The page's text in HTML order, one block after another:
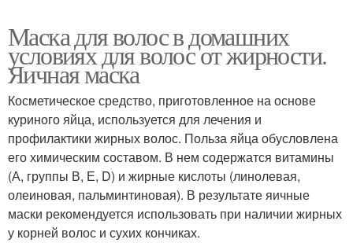
Маска для волос в домашних
условиях для волос от жирности.
Яичная маска
Косметическое средство, приготовленное на основе
куриного яйца, используется для лечения и
профилактики жирных волос. Польза яйца обусловлена
его химическим составом. В нем содержатся витамины
(А, группы В, Е, D) и жирные кислоты (линолевая,
олеиновая, пальминтиновая). В результате яичные
маски рекомендуется использовать при наличии жирных
у корней волос и сухих кончиках.